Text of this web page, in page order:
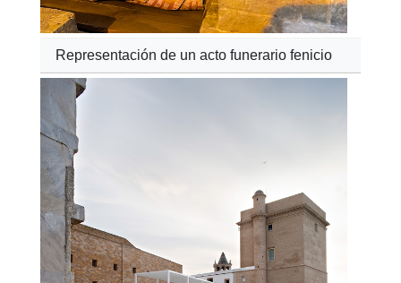
Representación de un acto funerario fenicio